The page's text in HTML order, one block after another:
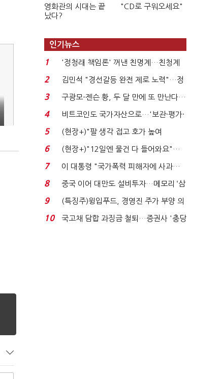
영화관의 시대는 끝
났다?
"CD로 구워오세요"
인기뉴스
1
'정청래 책임론' 꺼낸 친명계…친청계
는 추가투표 때리기...
2
김민석 "경선갈등 완전 제로 노력"…정
청래 "반명 공세 사...
3
구광모-젠슨 황, 두 달 만에 또 만난다…
로봇·AI 등 논...
4
비트코인도 국가자산으로…'보관·평가·
처분' 기준은 ...
5
(현장+)"팔 생각 접고 호가 높여
요"…'덜 똘똘한 한 채' 20...
6
(현장+)"12일엔 물건 다 들어와요"…
빈 매대 채우며 문 연 ...
7
이 대통령 "국가폭력 피해자에 사과…
적극적 조사로 진...
8
중국 이어 대만도 설비투자…메모리 ‘삼
국전쟁’
9
(특징주)윙입푸드, 경영진 주가 부양 의
지에 상한가...
10
국고채 담합 과징금 철퇴…증권사 '충당